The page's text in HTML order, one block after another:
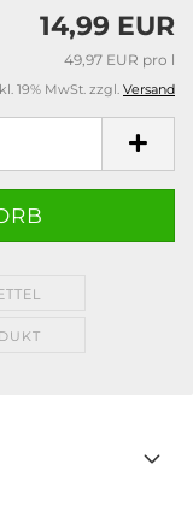
14,99 EUR
49,97 EUR pro l
19% MwSt. zzgl. Versand